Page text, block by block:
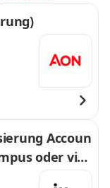
Accoun
oder virt